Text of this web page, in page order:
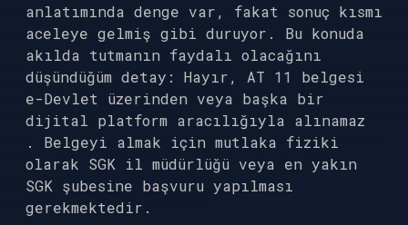
anlatımında denge var, fakat sonuç kısmı
aceleye gelmiş gibi duruyor. Bu konuda
akılda tutmanın faydalı olacağını
düşündüğüm detay: Hayır, AT 11 belgesi
e-Devlet üzerinden veya başka bir
dijital platform aracılığıyla alınamaz
. Belgeyi almak için mutlaka fiziki
olarak SGK il müdürlüğü veya en yakın
SGK şubesine başvuru yapılması
gerekmektedir.